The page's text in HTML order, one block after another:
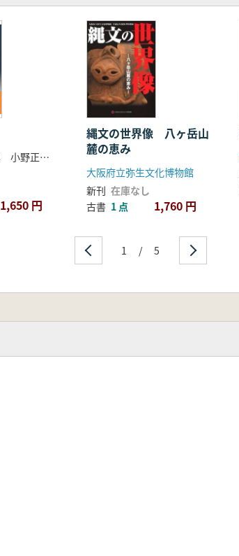
小川忠博 写真 小野正文 堤隆 監修
1,650 円
縄文の世界像 八ヶ岳山
麓の恵み
大阪府立弥生文化博物館
新刊 在庫なし
古書 1 点 1,760 円
1 / 5